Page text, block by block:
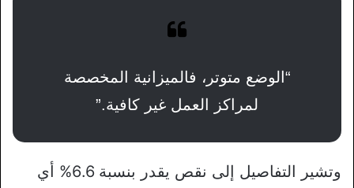
“الوضع متوتر، فالميزانية المخصصة
لمراكز العمل غير كافية.”
وتشير التفاصيل إلى نقص يقدر بنسبة 6.6% أي